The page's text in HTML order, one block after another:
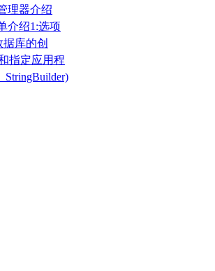
理器介绍
介绍1:选项
据库的创
还原
指定应用程
StringBuilder)